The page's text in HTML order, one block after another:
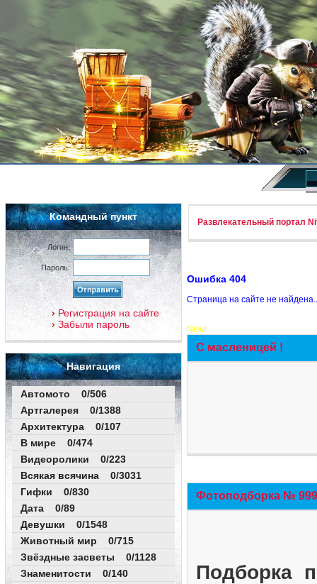
Командный пункт
Логин:
Пароль:
Регистрация на сайте
Забыли пароль
Навигация
Автомото 0/506
Артгалерея 0/1388
Архитектура 0/107
В мире 0/474
Видеоролики 0/223
Всякая всячина 0/3031
Гифки 0/830
Дата 0/89
Девушки 0/1548
Животный мир 0/715
Звёздные засветы 0/1128
Знаменитости 0/140
Развлекательный портал
Ошибка 404
Страница на сайте не
New!
С масленицей !
Фотоподборка №
Подборка